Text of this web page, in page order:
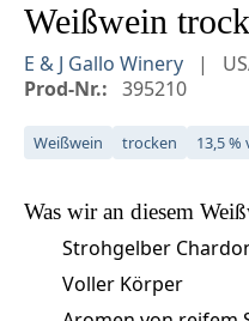
Weißwein
E & J Gallo Winery
Prod-Nr.: 395210
Weißwein trocken 13,5 %
Was wir an diesem
Strohgelber
Voller Körper